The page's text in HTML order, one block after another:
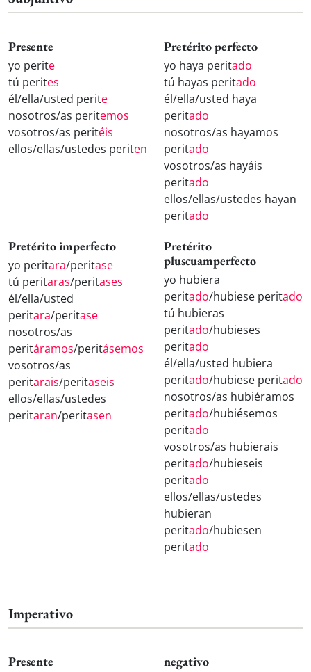
Presente
yo perite
tú perites
él/ella/usted perite
nosotros/as peritemos
vosotros/as peritéis
ellos/ellas/ustedes periten
Pretérito perfecto
yo haya peritado
tú hayas peritado
él/ella/usted haya
peritado
nosotros/as hayamos
peritado
vosotros/as hayáis
peritado
ellos/ellas/ustedes hayan
peritado
Pretérito imperfecto
yo peritara/peritase
tú peritaras/peritases
él/ella/usted
peritara/peritase
nosotros/as
peritáramos/peritásemos
vosotros/as
peritarais/peritaseis
ellos/ellas/ustedes
peritaran/peritasen
Pretérito
pluscuamperfecto
yo hubiera
peritado/hubiese peritado
tú hubieras
peritado/hubieses
peritado
él/ella/usted hubiera
peritado/hubiese peritado
nosotros/as hubiéramos
peritado/hubiésemos
peritado
vosotros/as hubierais
peritado/hubieseis
peritado
ellos/ellas/ustedes
hubieran
peritado/hubiesen
peritado
Imperativo
Presente negativo